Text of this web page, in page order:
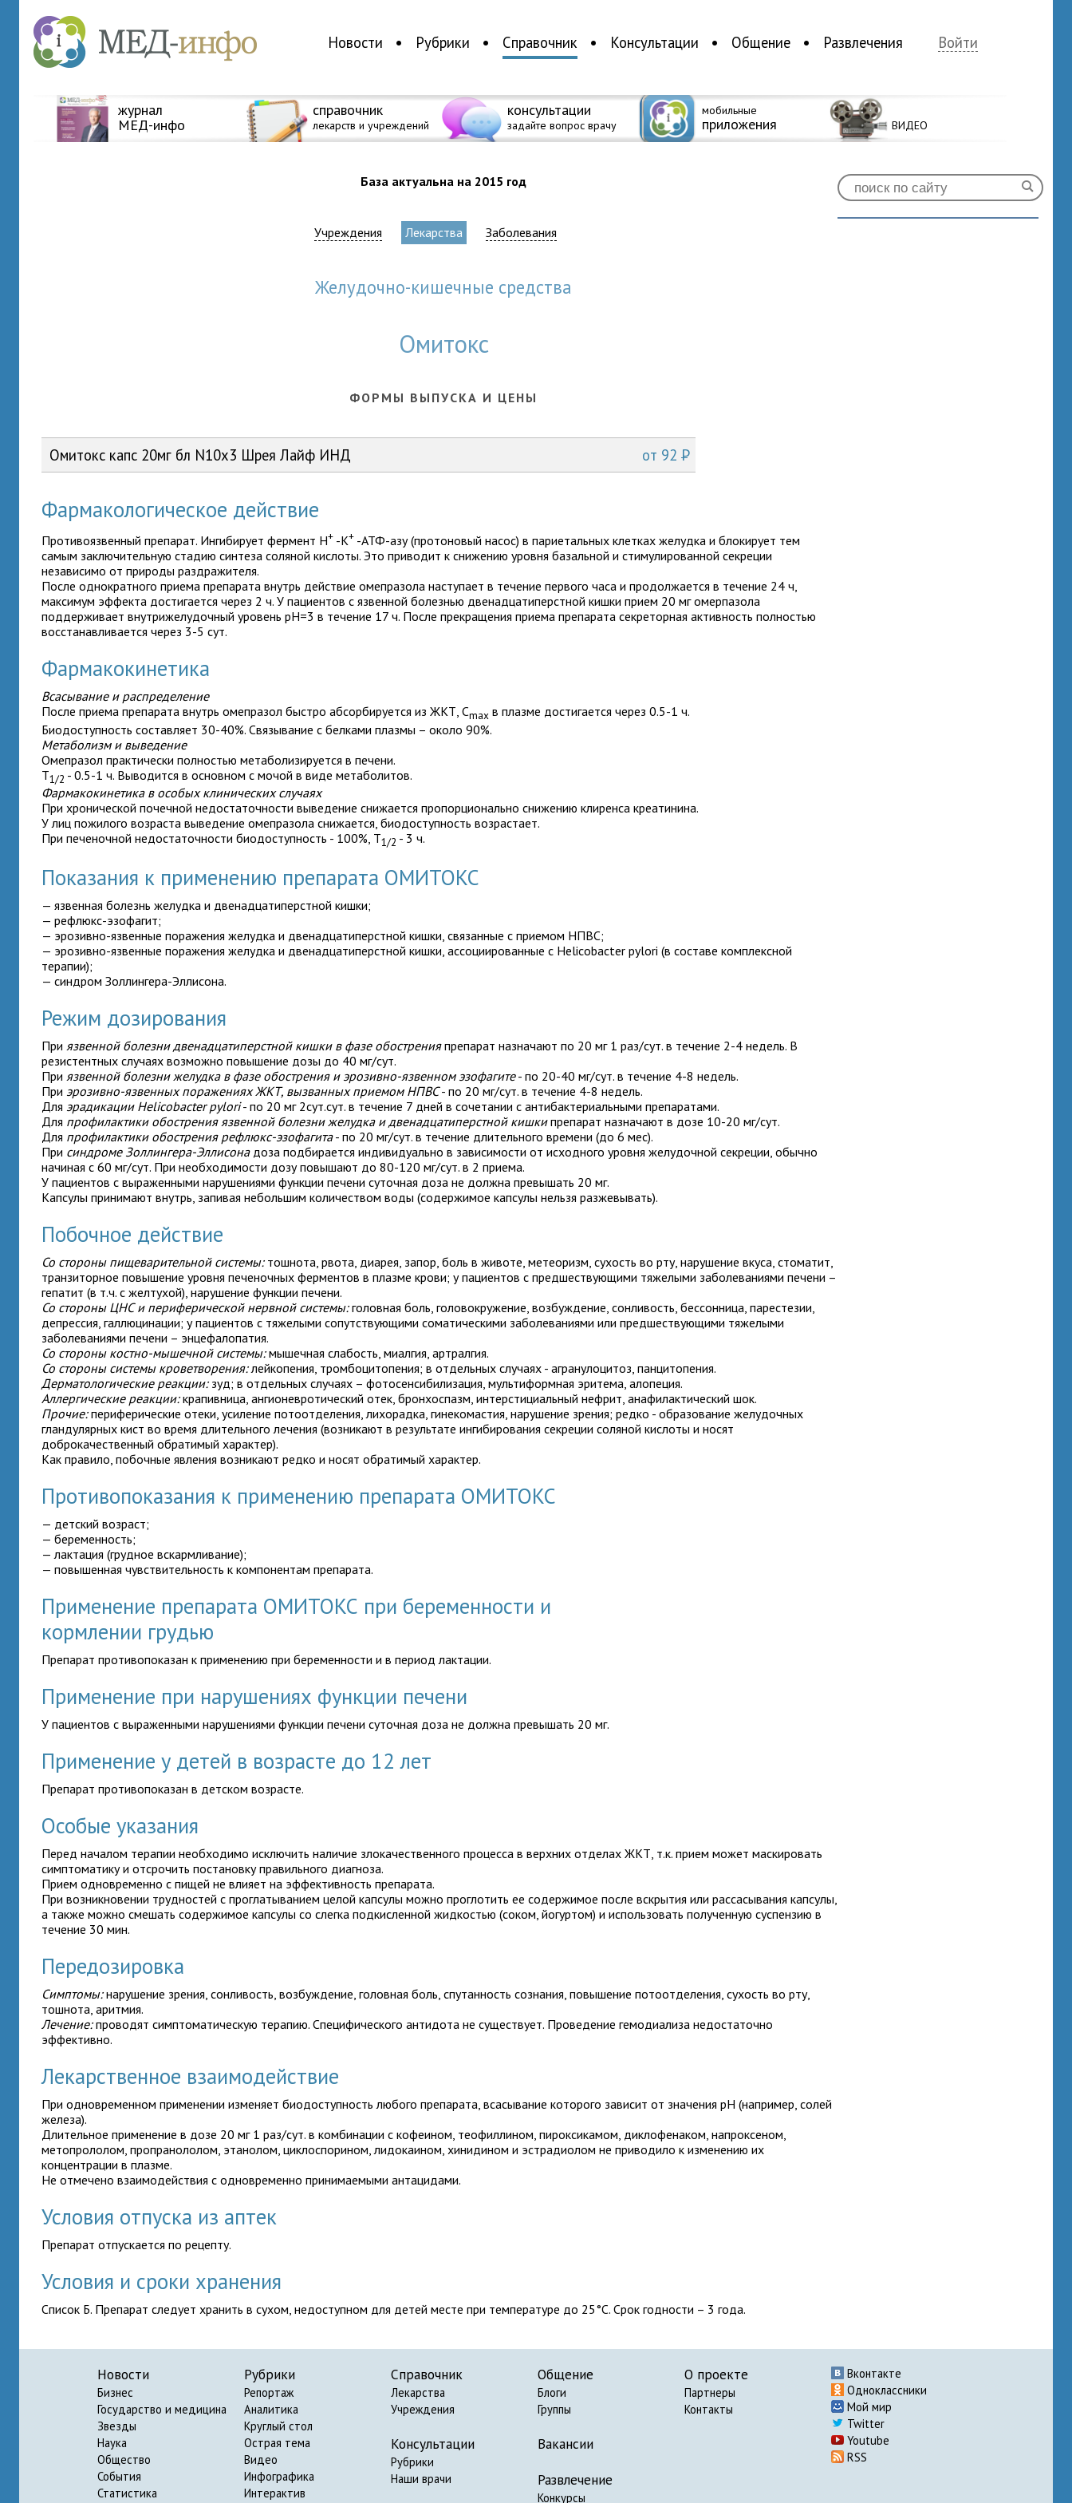
Новости Рубрики Справочник Консультации Общение Развлечения Войти
журнал
МЕД-инфо
справочник
лекарств и учреждений
консультации
задайте вопрос врачу
мобильные
приложения ВИДЕО
База актуальна на 2015 год
Учреждения Лекарства Заболевания
Желудочно-кишечные средства
Омитокс
ФОРМЫ ВЫПУСКА И ЦЕНЫ
от 92 P
Омитокс капс 20мг бл N10x3 Шрея Лайф ИНД
Фармакологическое действие
Противоязвенный препарат. Ингибирует фермент H+ -K+ -АТФ-азу (протоновый насос) в париетальных клетках желудка и блокирует тем
самым заключительную стадию синтеза соляной кислоты. Это приводит к снижению уровня базальной и стимулированной секреции
независимо от природы раздражителя.
После однократного приема препарата внутрь действие омепразола наступает в течение первого часа и продолжается в течение 24 ч,
максимум эффекта достигается через 2 ч. У пациентов с язвенной болезнью двенадцатиперстной кишки прием 20 мг омерпазола
поддерживает внутрижелудочный уровень pH=3 в течение 17 ч. После прекращения приема препарата секреторная активность полностью
восстанавливается через 3-5 сут.
Фармакокинетика
Всасывание и распределение
После приема препарата внутрь омепразол быстро абсорбируется из ЖКТ, Cmax в плазме достигается через 0.5-1 ч.
Биодоступность составляет 30-40%. Связывание с белками плазмы – около 90%.
Метаболизм и выведение
Омепразол практически полностью метаболизируется в печени.
T1/2 - 0.5-1 ч. Выводится в основном с мочой в виде метаболитов.
Фармакокинетика в особых клинических случаях
При хронической почечной недостаточности выведение снижается пропорционально снижению клиренса креатинина.
У лиц пожилого возраста выведение омепразола снижается, биодоступность возрастает.
При печеночной недостаточности биодоступность - 100%, T1/2 - 3 ч.
Показания к применению препарата ОМИТОКС
— язвенная болезнь желудка и двенадцатиперстной кишки;
— рефлюкс-эзофагит;
— эрозивно-язвенные поражения желудка и двенадцатиперстной кишки, связанные с приемом НПВС;
— эрозивно-язвенные поражения желудка и двенадцатиперстной кишки, ассоциированные с Helicobacter pylori (в составе комплексной
терапии);
— синдром Золлингера-Эллисона.
Режим дозирования
При язвенной болезни двенадцатиперстной кишки в фазе обостренияпрепарат назначают по 20 мг 1 раз/сут. в течение 2-4 недель. В
резистентных случаях возможно повышение дозы до 40 мг/сут.
При язвенной болезни желудка в фазе обострения и эрозивно-язвенном эзофагите- по 20-40 мг/сут. в течение 4-8 недель.
При эрозивно-язвенных поражениях ЖКТ, вызванных приемом НПВС- по 20 мг/сут. в течение 4-8 недель.
Для эрадикации Helicobacter pylori- по 20 мг 2сут.сут. в течение 7 дней в сочетании с антибактериальными препаратами.
Для профилактики обострения язвенной болезни желудка и двенадцатиперстной кишкипрепарат назначают в дозе 10-20 мг/сут.
Для профилактики обострения рефлюкс-эзофагита- по 20 мг/сут. в течение длительного времени (до 6 мес).
При синдроме Золлингера-Эллисонадоза подбирается индивидуально в зависимости от исходного уровня желудочной секреции, обычно
начиная с 60 мг/сут. При необходимости дозу повышают до 80-120 мг/сут. в 2 приема.
У пациентов свыраженными нарушениями функции печени суточная доза не должна превышать 20 мг.
Капсулы принимают внутрь, запивая небольшим количеством воды (содержимое капсулы нельзя разжевывать).
Побочное действие
Со стороны пищеварительной системы:тошнота, рвота, диарея, запор, боль в животе, метеоризм, сухость во рту, нарушение вкуса, стоматит,
транзиторное повышение уровня печеночных ферментов в плазме крови; у пациентов с предшествующими тяжелыми заболеваниями печени –
гепатит (в т.ч. с желтухой), нарушение функции печени.
Со стороны ЦНС и периферической нервной системы:головная боль, головокружение, возбуждение, сонливость, бессонница, парестезии,
депрессия, галлюцинации; у пациентов с тяжелыми сопутствующими соматическими заболеваниями или предшествующими тяжелыми
заболеваниями печени – энцефалопатия.
Со стороны костно-мышечной системы:мышечная слабость, миалгия, артралгия.
Со стороны системы кроветворения:лейкопения, тромбоцитопения; в отдельных случаях - агранулоцитоз, панцитопения.
Дерматологические реакции:зуд; в отдельных случаях – фотосенсибилизация, мультиформная эритема, алопеция.
Аллергические реакции:крапивница, ангионевротический отек, бронхоспазм, интерстициальный нефрит, анафилактический шок.
Прочие:периферические отеки, усиление потоотделения, лихорадка, гинекомастия, нарушение зрения; редко - образование желудочных
гландулярных кист во время длительного лечения (возникают в результате ингибирования секреции соляной кислоты и носят
доброкачественный обратимый характер).
Как правило, побочные явления возникают редко и носят обратимый характер.
Противопоказания к применению препарата ОМИТОКС
— детский возраст;
— беременность;
— лактация (грудное вскармливание);
— повышенная чувствительность к компонентам препарата.
Применение препарата ОМИТОКС при беременности и
кормлении грудью
Препарат противопоказан к применению при беременности и в период лактации.
Применение при нарушениях функции печени
У пациентов свыраженными нарушениями функции печени суточная доза не должна превышать 20 мг.
Применение у детей в возрасте до 12 лет
Препарат противопоказан в детском возрасте.
Особые указания
Перед началом терапии необходимо исключить наличие злокачественного процесса в верхних отделах ЖКТ, т.к. приемможет маскировать
симптоматику и отсрочить постановку правильного диагноза.
Прием одновременно с пищей не влияет на эффективность препарата.
При возникновении трудностей с проглатыванием целой капсулы можно проглотить ее содержимое после вскрытия или рассасывания капсулы,
а также можно смешать содержимое капсулы со слегка подкисленной жидкостью (соком, йогуртом) и использовать полученную суспензию в
течение 30 мин.
Передозировка
Симптомы:нарушение зрения, сонливость, возбуждение, головная боль, спутанность сознания, повышение потоотделения, сухость во рту,
тошнота, аритмия.
Лечение:проводят симптоматическую терапию. Специфического антидота не существует. Проведение гемодиализа недостаточно
эффективно.
Лекарственное взаимодействие
При одновременном примененииизменяет биодоступность любого препарата, всасывание которого зависит от значения pH (например, солей
железа).
Длительное применениев дозе 20 мг 1 раз/сут. в комбинации с кофеином, теофиллином, пироксикамом, диклофенаком, напроксеном,
метопрололом, пропранололом, этанолом, циклоспорином, лидокаином, хинидином и эстрадиолом не приводило к изменению их
концентрации в плазме.
Не отмечено взаимодействия с одновременно принимаемыми антацидами.
Условия отпуска из аптек
Препарат отпускается по рецепту.
Условия и сроки хранения
Список Б. Препарат следует хранить в сухом, недоступном для детей месте при температуре до 25°C. Срок годности – 3 года.
Новости
Бизнес
Государство и медицина
Звезды
Наука
Общество
События
Статистика
Рубрики
Репортаж
Аналитика
Круглый стол
Острая тема
Видео
Инфографика
Интерактив
Справочник
Лекарства
Учреждения
Консультации
Рубрики
Наши врачи
Общение
Блоги
Группы
Вакансии
Развлечение
Конкурсы
О проекте
Партнеры
Контакты
Вконтакте
Одноклассники
Мой мир
Twitter
Youtube
RSS